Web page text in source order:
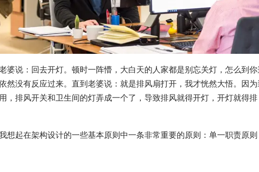
婆说：回去开灯。顿时一阵懵，大白天的人家都是别忘关灯，怎么到你
然没有反应过来。直到老婆说：就是排风扇打开，我才恍然大悟。因为
，排风开关和卫生间的灯弄成一个了，导致排风就得开灯，开灯就得排
想起在架构设计的一些基本原则中一条非常重要的原则：单一职责原则